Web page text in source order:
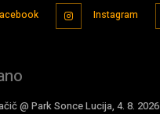
Instagram
@ Park Sonce Lucija, 4. 8. 2026